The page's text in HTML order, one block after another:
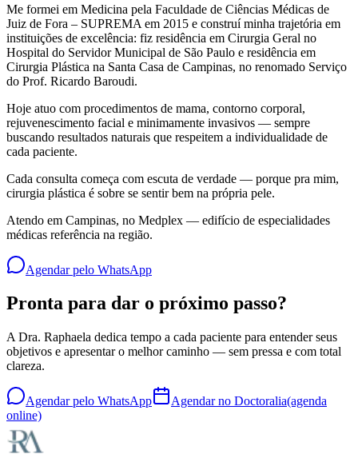
Me formei em Medicina pela Faculdade de Ciências Médicas de
Juiz de Fora – SUPREMA em 2015 e construí minha trajetória em
instituições de excelência: fiz residência em Cirurgia Geral no
Hospital do Servidor Municipal de São Paulo e residência em
Cirurgia Plástica na Santa Casa de Campinas, no renomado Serviço
do Prof. Ricardo Baroudi.
Hoje atuo com procedimentos de mama, contorno corporal,
rejuvenescimento facial e minimamente invasivos — sempre
buscando resultados naturais que respeitem a individualidade de
cada paciente.
Cada consulta começa com escuta de verdade — porque pra mim,
cirurgia plástica é sobre se sentir bem na própria pele.
Atendo em Campinas, no Medplex — edifício de especialidades
médicas referência na região.
Agendar pelo WhatsApp
Pronta para dar o próximo passo?
A Dra. Raphaela dedica tempo a cada paciente para entender seus
objetivos e apresentar o melhor caminho — sem pressa e com total
clareza.
Agendar pelo WhatsApp Agendar no Doctoralia(agenda
online)